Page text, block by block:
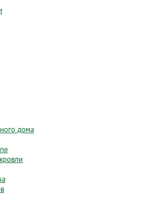
дома